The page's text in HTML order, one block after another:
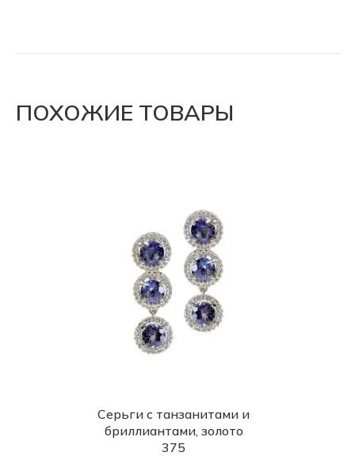
ПОХОЖИЕ ТОВАРЫ
Серьги с танзанитами и
бриллиантами, золото
375